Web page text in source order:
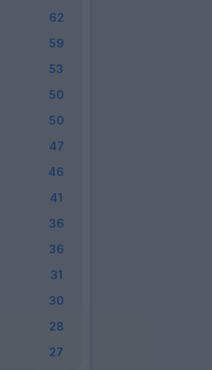
62
59
53
50
50
47
46
41
36
36
31
30
28
27